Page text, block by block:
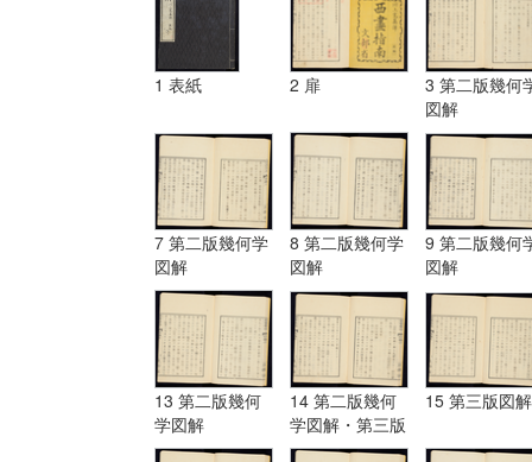
1 表紙 2 扉
3 第二版幾何
図解
7 第二版幾何学
図解
8 第二版幾何学
図解
9 第二版幾何
図解
13 第二版幾何
学図解
14 第二版幾何
学図解・第三版
図解
15 第三版図解